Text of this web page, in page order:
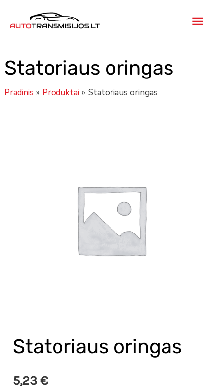
prie
Statoriaus oringas
Pradinis Produktai Statoriaus oringas
Statoriaus oringas
5,23€